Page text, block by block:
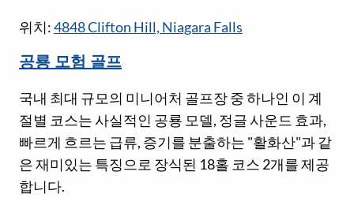
위치:4848 Clifton Hill, Niagara Falls
공룡 모험 골프
국내 최대 규모의 미니어처 골프장 중 하나인 이 계
절별 코스는 사실적인 공룡 모델, 정글 사운드 효과,
빠르게 흐르는 급류, 증기를 분출하는 "활화산"과 같
은 재미있는 특징으로 장식된 18홀 코스 2개를 제공
합니다.